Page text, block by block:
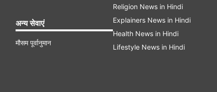
अन्य सेवाएं
मौसम पूर्वानुमान
Religion News in Hindi
Explainers News in Hindi
Health News in Hindi
Lifestyle News in Hindi